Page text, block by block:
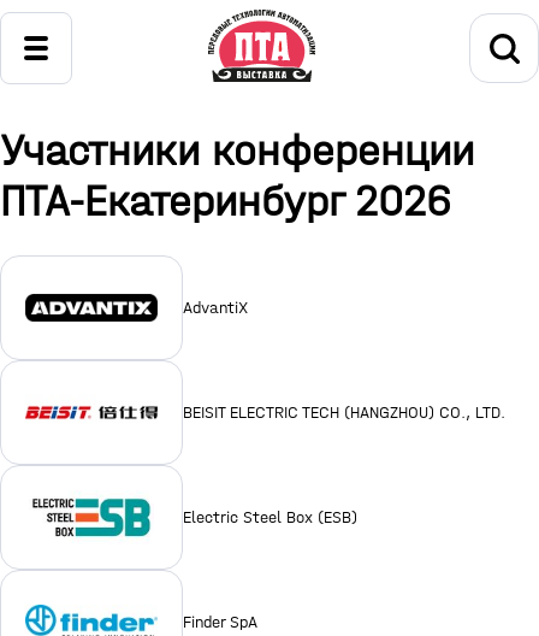
Участники конференции
ПТА-Екатеринбург 2026
AdvantiX
BEISIT ELECTRIC TECH (HANGZHOU) CO., LTD.
Electric Steel Box (ESB)
Finder SpA